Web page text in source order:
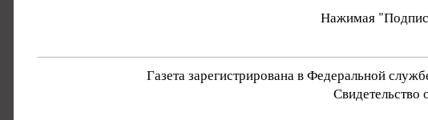
Нажимая
Газета зарегистрирована в Федеральной